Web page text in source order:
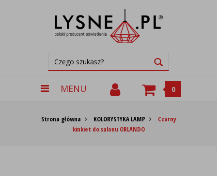
MENU 0
Strona główna KOLORYSTYKA LAMP
Czarny
kinkiet do salonu ORLANDO